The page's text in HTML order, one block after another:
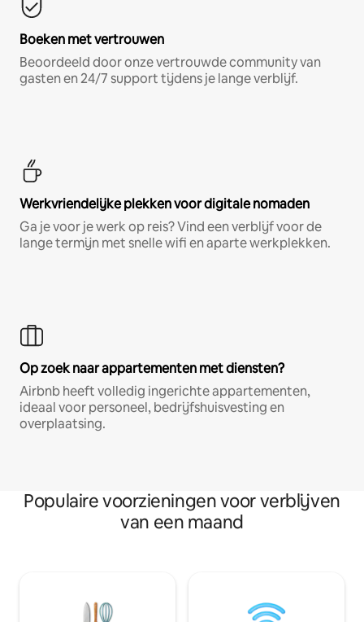
Boeken met vertrouwen
Beoordeeld door onze vertrouwde community van
gasten en 24/7 support tijdens je lange verblijf.
Werkvriendelijke plekken voor digitale nomaden
Ga je voor je werk op reis? Vind een verblijf voor de
lange termijn met snelle wifi en aparte werkplekken.
Op zoek naar appartementen met diensten?
Airbnb heeft volledig ingerichte appartementen,
ideaal voor personeel, bedrijfshuisvesting en
overplaatsing.
Populaire voorzieningen voor verblijven
van een maand